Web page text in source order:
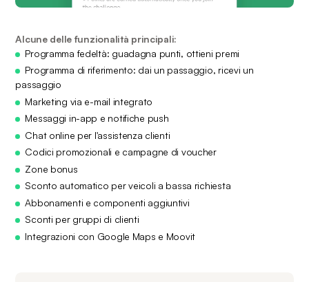
Alcune delle funzionalità principali:
Programma fedeltà: guadagna punti, ottieni premi
Programma di riferimento: dai un passaggio, ricevi un
passaggio
Marketing via e-mail integrato
Messaggi in-app e notifiche push
Chat online per l'assistenza clienti
Codici promozionali e campagne di voucher
Zone bonus
Sconto automatico per veicoli a bassa richiesta
Abbonamenti e componenti aggiuntivi
Sconti per gruppi di clienti
Integrazioni con Google Maps e Moovit